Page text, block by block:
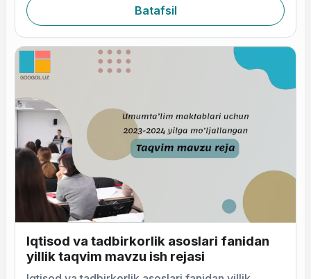
Batafsil
Iqtisod va tadbirkorlik asoslari fanidan
yillik taqvim mavzu ish rejasi